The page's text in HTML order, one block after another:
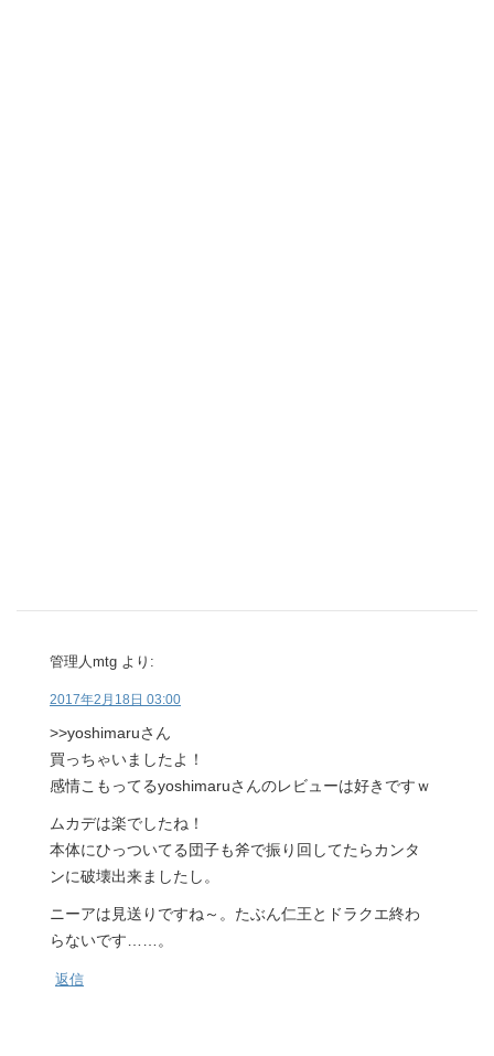
管理人mtg より:
2017年2月18日 03:00
>>yoshimaruさん
買っちゃいましたよ！
感情こもってるyoshimaruさんのレビューは好きですｗ
ムカデは楽でしたね！
本体にひっついてる団子も斧で振り回してたらカンタ
ンに破壊出来ましたし。
ニーアは見送りですね～。たぶん仁王とドラクエ終わ
らないです……。
返信